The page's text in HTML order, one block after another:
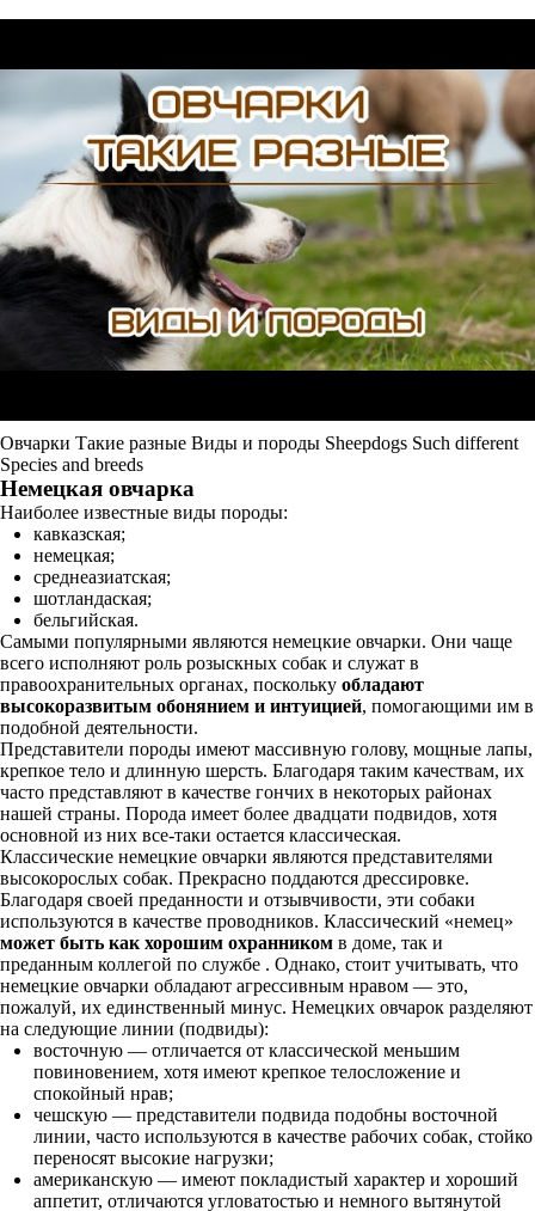
Овчарки Такие разные Виды и породы Sheepdogs Such different
Species and breeds
Немецкая овчарка
Наиболее известные виды породы:
кавказская;
немецкая;
среднеазиатская;
шотландаская;
бельгийская.
Самыми популярными являются немецкие овчарки. Они чаще
всего исполняют роль розыскных собак и служат в
правоохранительных органах, поскольку обладают
высокоразвитым обонянием и интуицией, помогающими им в
подобной деятельности.
Представители породы имеют массивную голову, мощные лапы,
крепкое тело и длинную шерсть. Благодаря таким качествам, их
часто представляют в качестве гончих в некоторых районах
нашей страны. Порода имеет более двадцати подвидов, хотя
основной из них все-таки остается классическая.
Классические немецкие овчарки являются представителями
высокорослых собак. Прекрасно поддаются дрессировке.
Благодаря своей преданности и отзывчивости, эти собаки
используются в качестве проводников. Классический «немец»
может быть как хорошим охранником в доме, так и
преданным коллегой по службе . Однако, стоит учитывать, что
немецкие овчарки обладают агрессивным нравом — это,
пожалуй, их единственный минус. Немецких овчарок разделяют
на следующие линии (подвиды):
восточную — отличается от классической меньшим
повиновением, хотя имеют крепкое телосложение и
спокойный нрав;
чешскую — представители подвида подобны восточной
линии, часто используются в качестве рабочих собак, стойко
переносят высокие нагрузки;
американскую — имеют покладистый характер и хороший
аппетит, отличаются угловатостью и немного вытянутой